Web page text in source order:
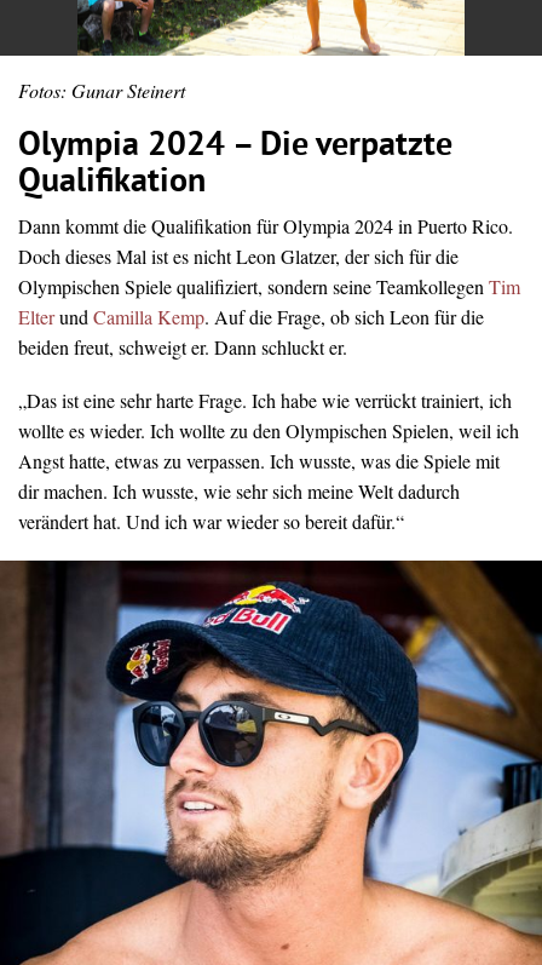
Fotos: Gunar Steinert
Olympia 2024 – Die verpatzte
Qualifikation
Dann kommt die Qualifikation für Olympia 2024 in Puerto Rico.
Doch dieses Mal ist es nicht Leon Glatzer, der sich für die
Olympischen Spiele qualifiziert, sondern seine TeamkollegenTim
ElterundCamilla Kemp. Auf die Frage, ob sich Leon für die
beiden freut, schweigt er. Dann schluckt er.
„Das ist eine sehr harte Frage. Ich habe wie verrückt trainiert, ich
wollte es wieder. Ich wollte zu den Olympischen Spielen, weil ich
Angst hatte, etwas zu verpassen. Ich wusste, was die Spiele mit
dir machen. Ich wusste, wie sehr sich meine Welt dadurch
verändert hat. Und ich war wieder so bereit dafür.“